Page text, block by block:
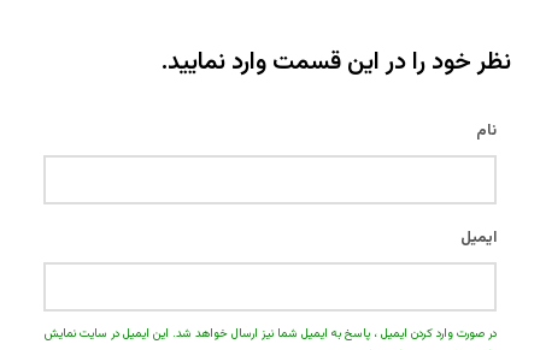
نظر خود را در این قسمت وارد نمایید.
نام
ایمیل
در صورت وارد کردن ایمیل ، پاسخ به ایمیل شما نیز ارسال خواهد شد. این ایمیل در سایت نمایش